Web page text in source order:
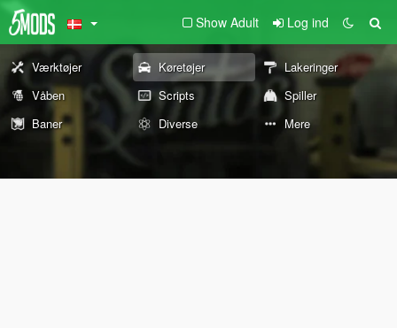
Show Adult Log ind
Værktøjer Køretøjer
Lakeringer
Våben
Scripts
Spiller
Baner
Diverse Mere